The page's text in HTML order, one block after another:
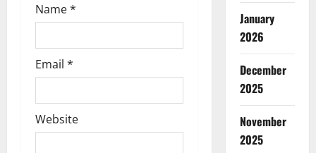
Name*
Email *
Website
January
2026
December
2025
November
2025